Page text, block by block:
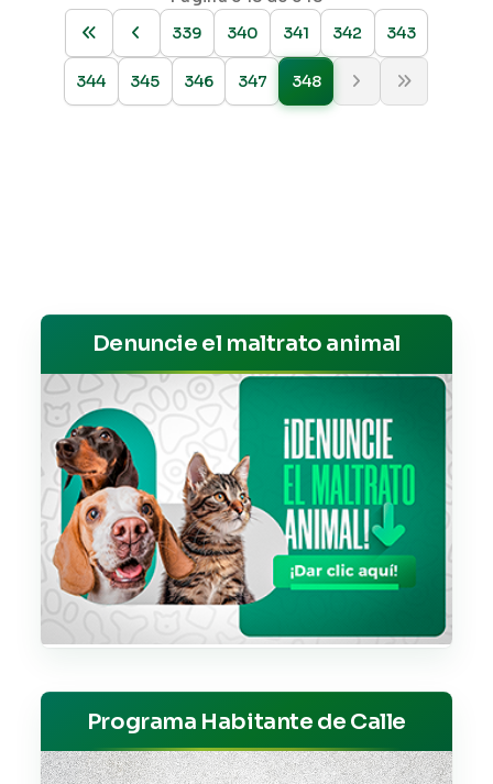
339
340 341 342 343
344 345 346 347 348
Denuncie el maltrato animal
Programa Habitante de Calle